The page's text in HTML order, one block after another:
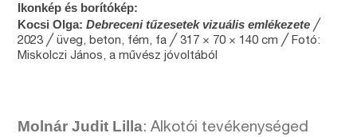
Ikonkép és borítókép:
Kocsi Olga: Debreceni tűzesetek vizuális emlékezete ╱
2023 ╱ üveg, beton, fém, fa ╱ 317 × 70 × 140 cm ╱ Fotó:
Miskolczi János, a művész jóvoltából
Molnár Judit Lilla: Alkotói tevékenységed